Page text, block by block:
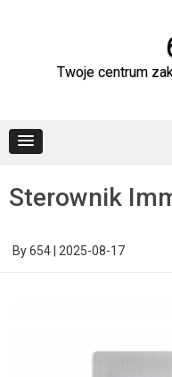
Twoje centrum
Sterownik
By654 2025-08-17